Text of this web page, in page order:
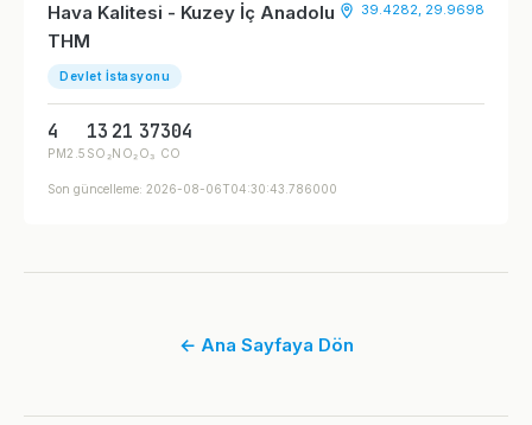
Hava Kalitesi - Kuzey İç Anadolu
THM
Devlet İstasyonu
39.4282, 29.9698
4
PM2.5
13
SO₂
21
NO₂
37
O₃
304
CO
Son güncelleme: 2026-08-06T04:30:43.786000
← Ana Sayfaya Dön